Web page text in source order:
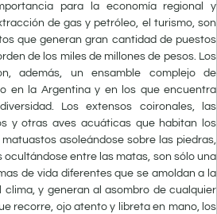
para la economía regional y
de gas y petróleo, el turismo, son
que generan gran cantidad de puestos
de los miles de millones de pesos. Los
además, un ensamble complejo de
en la Argentina y en los que encuentra
Los extensos coironales, las
y otras aves acuáticas que habitan los
asoleándose sobre las piedras,
ocultándose entre las matas, son sólo una
de vida diferentes que se amoldan a la
y generan al asombro de cualquier
recorre, ojo atento y libreta en mano, los